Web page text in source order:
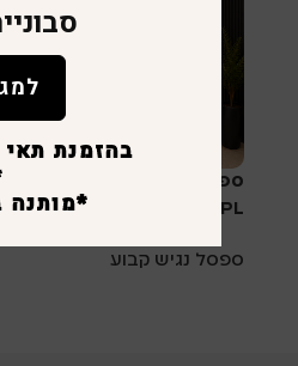
ספסל הלבשה נגיש קבוע
HPL
ספסל נגיש קבוע
בהזמנת
*מותנה